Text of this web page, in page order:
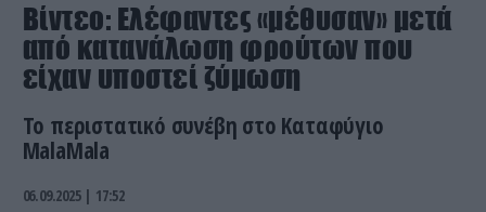
Βίντεο: Ελέφαντες «μέθυσαν» μετά
από κατανάλωση φρούτων που
είχαν υποστεί ζύμωση
Το περιστατικό συνέβη στο Καταφύγιο
MalaMala
06.09.2025 | 17:52